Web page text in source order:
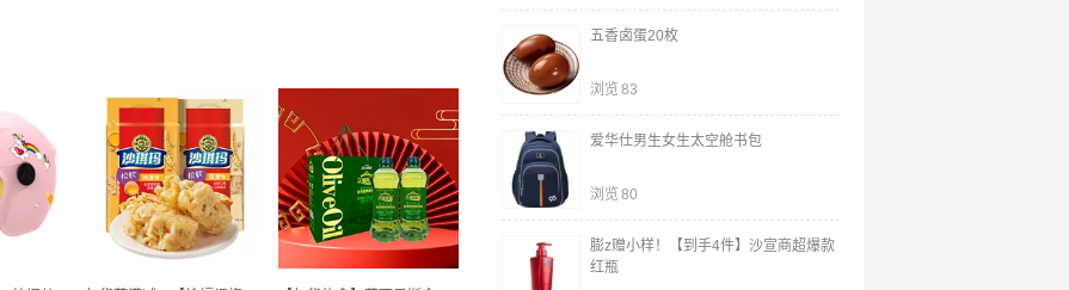
五香卤蛋20枚
浏览 83
爱华仕男生女生太空舱书包
浏览 80
膨z赠小样！【到手4件】沙宣商超爆款
红瓶